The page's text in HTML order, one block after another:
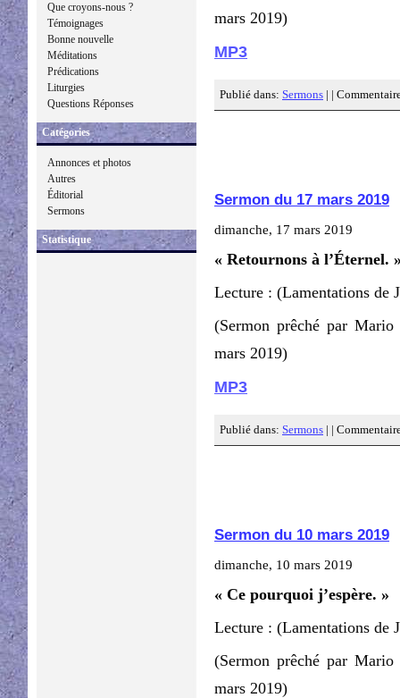
Que croyons-nous ?
Témoignages
Bonne nouvelle
Méditations
Prédications
Liturgies
Questions Réponses
Catégories
Annonces et photos
Autres
Éditorial
Sermons
Statistique
mars 2019)
MP3
Publié dans: Sermons | |
Sermon du 17 mars 2019
dimanche, 17 mars 2019
« Retournons à l’Éternel.
Lecture : (Lamentations de
(Sermon prêché par
mars 2019)
MP3
Publié dans: Sermons | |
Sermon du 10 mars 2019
dimanche, 10 mars 2019
« Ce pourquoi j’espère. »
Lecture : (Lamentations de
(Sermon prêché par
mars 2019)